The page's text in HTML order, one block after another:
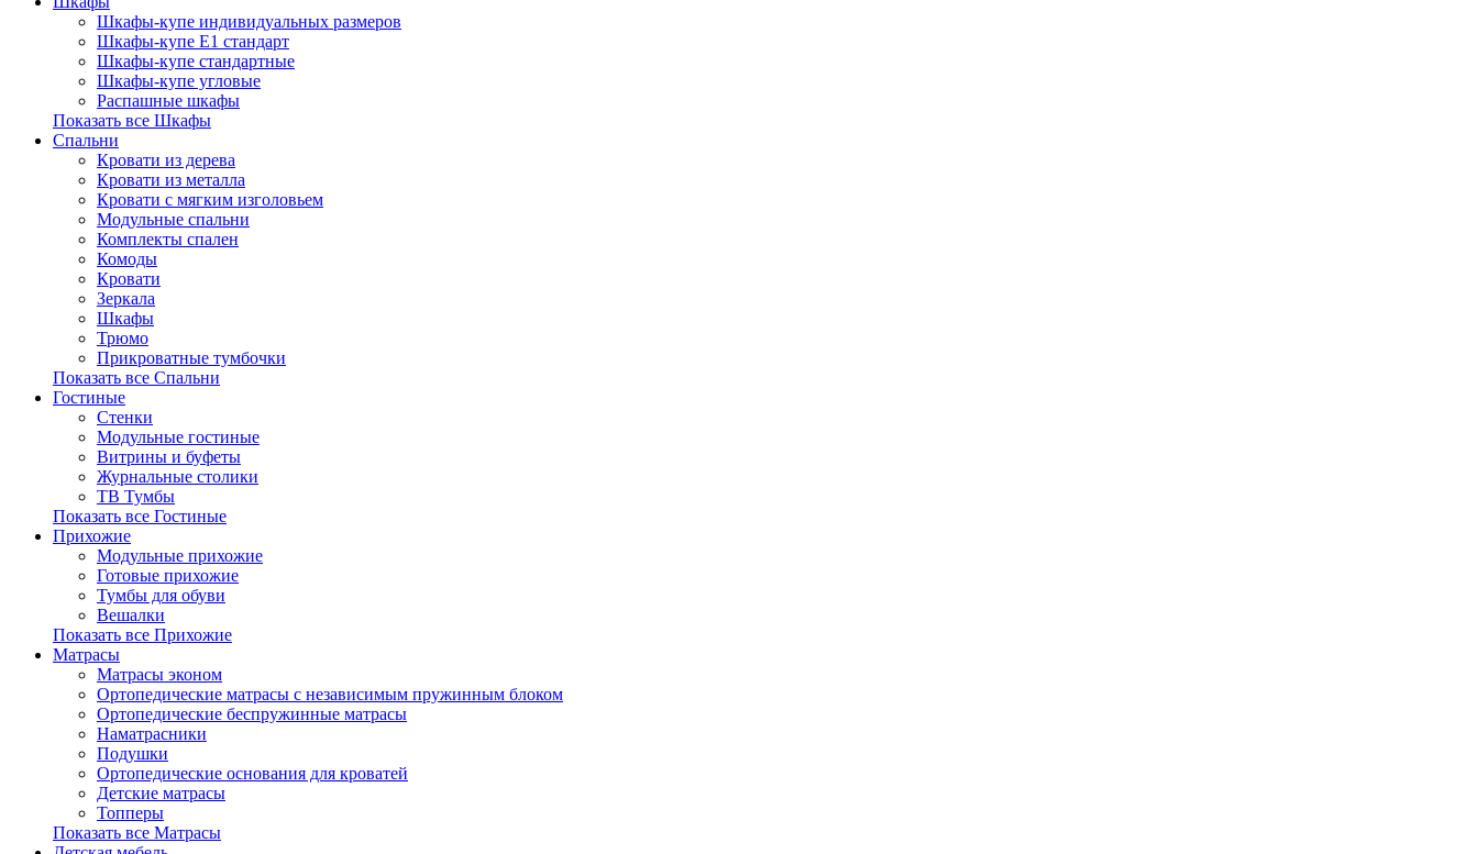
Шкафы-купе индивидуальных размеров
Шкафы-купе Е1 стандарт
Шкафы-купе стандартные
Шкафы-купе угловые
Распашные шкафы
Показать все Шкафы
Спальни
Кровати из дерева
Кровати из металла
Кровати с мягким изголовьем
Модульные спальни
Комплекты спален
Комоды
Кровати
Зеркала
Шкафы
Трюмо
Прикроватные тумбочки
Показать все Спальни
Гостиные
Стенки
Модульные гостиные
Витрины и буфеты
Журнальные столики
ТВ Тумбы
Показать все Гостиные
Прихожие
Модульные прихожие
Готовые прихожие
Тумбы для обуви
Вешалки
Показать все Прихожие
Матрасы
Матрасы эконом
Ортопедические матрасы с независимым пружинным блоком
Ортопедические беспружинные матрасы
Наматрасники
Подушки
Ортопедические основания для кроватей
Детские матрасы
Топперы
Показать все Матрасы